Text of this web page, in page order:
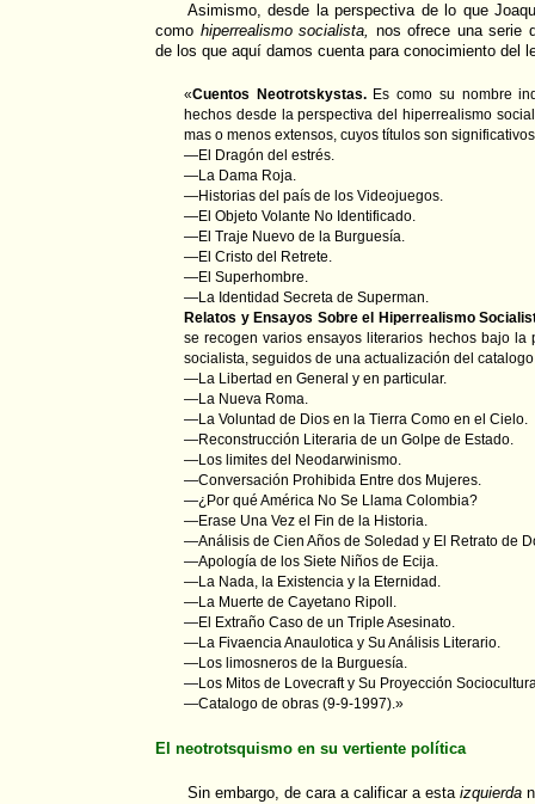
Asimismo, desde la perspectiva de lo que
como hiperrealismo socialista, nos ofrece una serie
de los que aquí damos cuenta para conocimiento del
«Cuentos Neotrotskystas.Es como su nombre
hechos desde la perspectiva del hiperrealismo
mas o menos extensos, cuyos títulos son
—El Dragón del estrés.
—La Dama Roja.
—Historias del país de los Videojuegos.
—El Objeto Volante No Identificado.
—El Traje Nuevo de la Burguesía.
—El Cristo del Retrete.
—El Superhombre.
—La Identidad Secreta de Superman.
Relatos y Ensayos Sobre el Hiperrealismo
se recogen varios ensayos literarios hechos bajo la
socialista, seguidos de una actualización del
—La Libertad en General y en particular.
—La Nueva Roma.
—La Voluntad de Dios en la Tierra Como en el Cielo.
—Reconstrucción Literaria de un Golpe de Estado.
—Los limites del Neodarwinismo.
—Conversación Prohibida Entre dos Mujeres.
—¿Por qué América No Se Llama Colombia?
—Erase Una Vez el Fin de la Historia.
—Análisis de Cien Años de Soledad y El Retrato de
—Apología de los Siete Niños de Ecija.
—La Nada, la Existencia y la Eternidad.
—La Muerte de Cayetano Ripoll.
—El Extraño Caso de un Triple Asesinato.
—La Fivaencia Anaulotica y Su Análisis Literario.
—Los limosneros de la Burguesía.
—Los Mitos de Lovecraft y Su Proyección
—Catalogo de obras (9-9-1997).»
El neotrotsquismo en su vertiente política
Sin embargo, de cara a calificar a esta izquierda